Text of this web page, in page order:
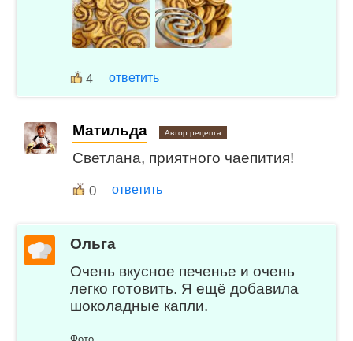
4 ответить
Матильда Автор рецепта
Светлана, приятного чаепития!
0 ответить
Ольга
Очень вкусное печенье и очень
легко готовить. Я ещё добавила
шоколадные капли.